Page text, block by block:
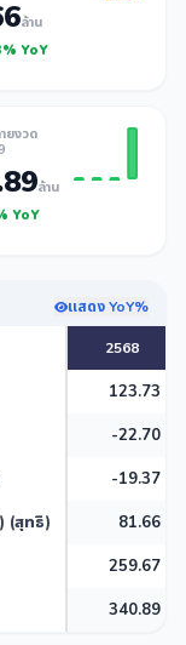
ล้าน
YoY
ยงวด
ล้าน
YoY
แสดง YoY%
2568
123.73
-22.70
-19.37
(สุทธิ)
81.66
259.67
340.89